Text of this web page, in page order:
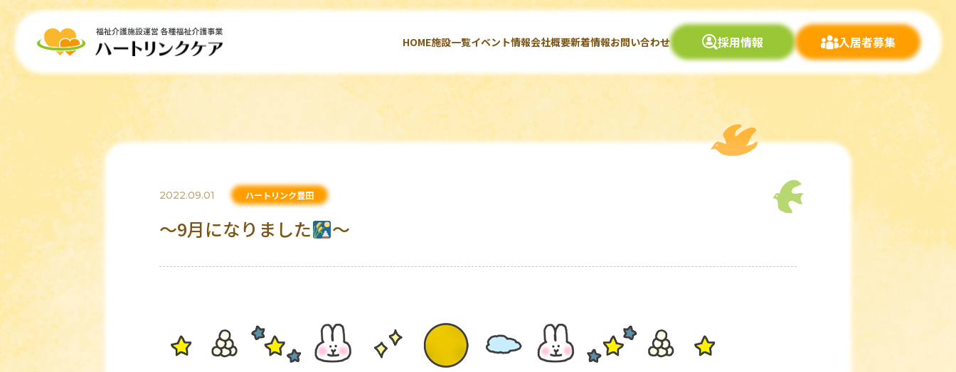
HOME施設一覧イベント情報会社概要新着情報お問い合わせ 採用情報 入居者募集
2022.09.01 ハートリンク豊田
～9月になりました ～